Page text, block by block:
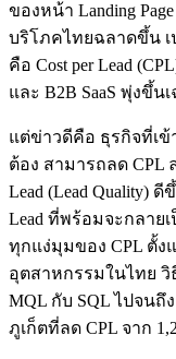
ของหน้า Landing
บริโภคไทยฉลาดขึ้น
คือ Cost per Lead
และ B2B SaaS พุ่งขึ้น
แต่ข่าวดีคือ ธุรกิจที่เข้
ต้อง สามารถลด CPL
Lead (Lead Quality)
Lead ที่พร้อมจะกลาย
ทุกแง่มุมของ CPL ตั้ง
อุตสาหกรรมในไทย วิ
MQL กับ SQL ไปจนถึ
ภูเก็ตที่ลด CPL จาก